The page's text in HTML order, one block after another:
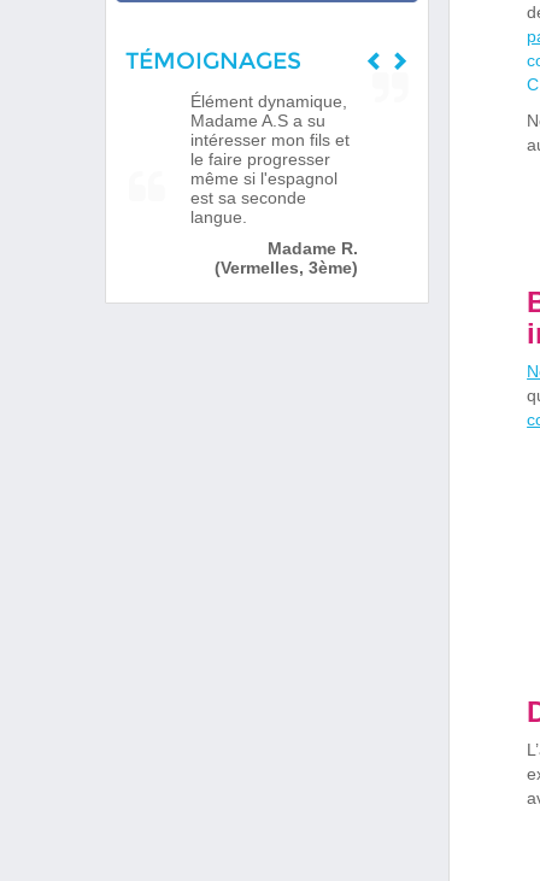
TÉMOIGNAGES
Élément dynamique,
Madame A.S a su
intéresser mon fils et
le faire progresser
même si l'espagnol
est sa seconde
langue.
Madame R.
(Vermelles, 3ème)